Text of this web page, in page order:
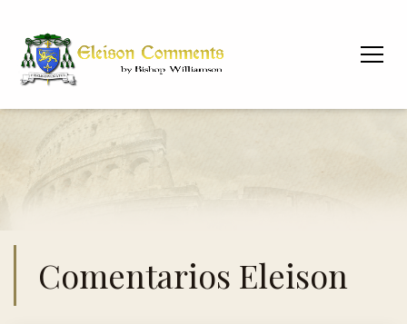
Comentarios Eleison